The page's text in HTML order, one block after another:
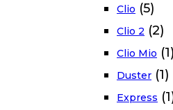
Clio (5)
Clio 2 (2)
Clio Mio (1)
Duster (1)
Express